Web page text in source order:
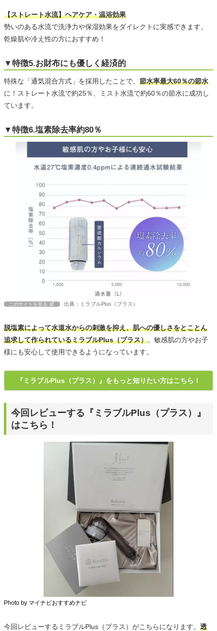
【ストレート水流】ヘアケア・温浴効果
勢いのある水流で洗浄力や保湿効果をダイレクトに実感できます。
乾燥肌や冷え性の方におすすめ！
▼特徴5.お財布にも優しく経済的
特殊な「通気混合方式」を採用したことで、 節水率最大60％の節水
に！ストレート水流で約25％、ミスト水流で約60％の節水に成功し
ています。
▼特徴6.塩素除去率約80％
このサイトを見る 出典：ミラブルPlus（プラス）
脱塩素によって水道水からの刺激を抑え、肌への優しさをとことん
追求して作られているミラブルPlus（プラス）。敏感肌の方やお子
様にも安心して使用できるようになっています。
『ミラブルPlus（プラス）』をもっと知りたい方はこちら！
今回レビューする『ミラブルPlus（プラス）』
はこちら！
Photo by マイナビおすすめナビ
今回レビューするミラブルPlus（プラス）がこちらになります。 透